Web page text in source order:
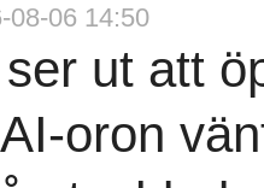
06 14:50
ut att
oron